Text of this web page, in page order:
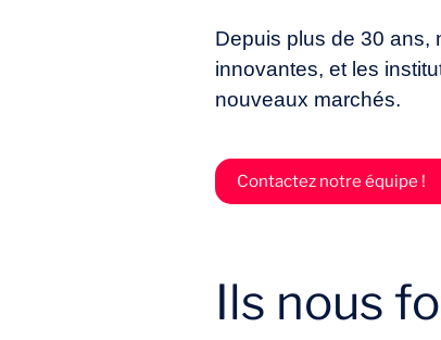
Depuis plus de 30 ans,
innovantes, et les
nouveaux marchés.
Contactez notre équipe !
Ils nous